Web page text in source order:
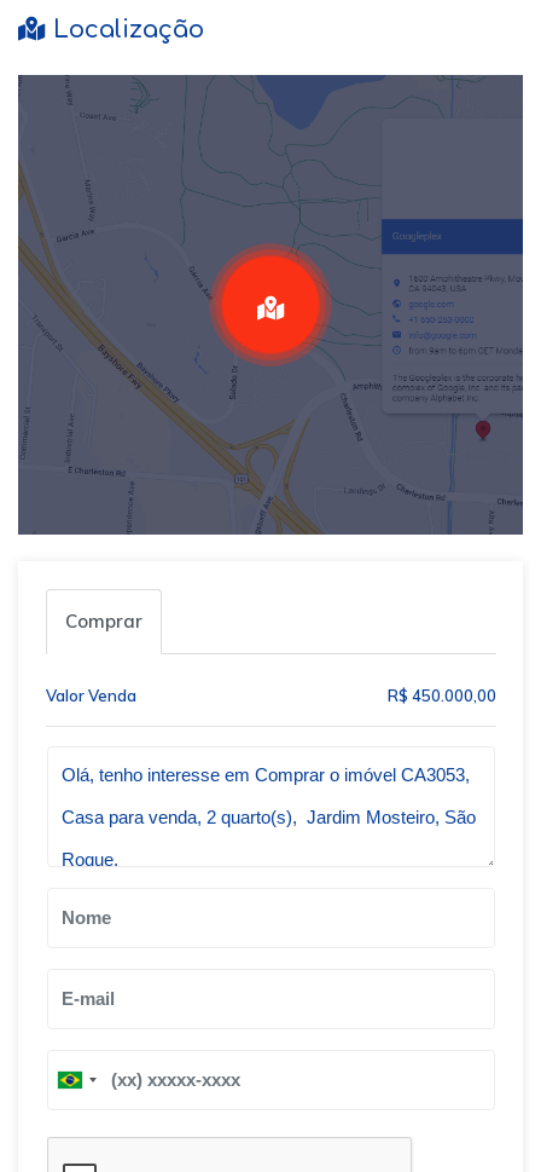
Localização
Comprar
Valor Venda R$ 450.000,00
B